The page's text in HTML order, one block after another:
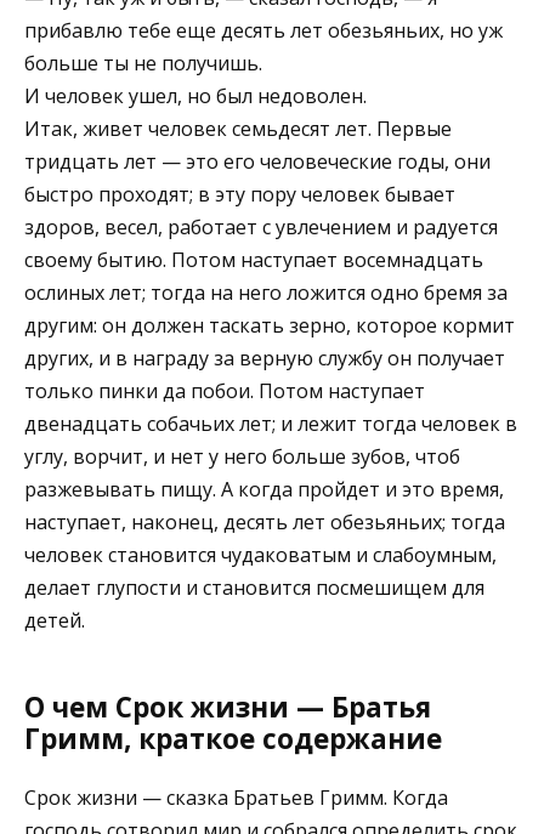
прибавлю тебе еще десять лет обезьяньих, но уж
больше ты не получишь.
И человек ушел, но был недоволен.
Итак, живет человек семьдесят лет. Первые
тридцать лет — это его человеческие годы, они
быстро проходят; в эту пору человек бывает
здоров, весел, работает с увлечением и радуется
своему бытию. Потом наступает восемнадцать
ослиных лет; тогда на него ложится одно бремя за
другим: он должен таскать зерно, которое кормит
других, и в награду за верную службу он получает
только пинки да побои. Потом наступает
двенадцать собачьих лет; и лежит тогда человек в
углу, ворчит, и нет у него больше зубов, чтоб
разжевывать пищу. А когда пройдет и это время,
наступает, наконец, десять лет обезьяньих; тогда
человек становится чудаковатым и слабоумным,
делает глупости и становится посмешищем для
детей.
О чем Срок жизни — Братья
Гримм, краткое содержание
Срок жизни — сказка Братьев Гримм. Когда